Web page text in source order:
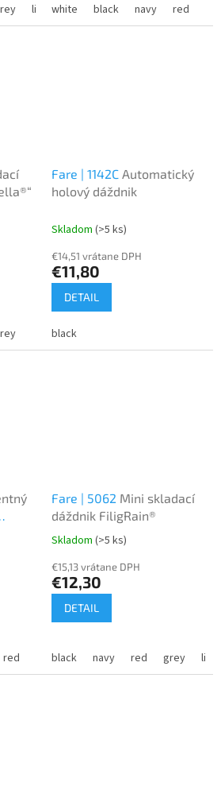
lime white black navy red
Fare | 1142C Automatický
holový dáždnik
Skladom (>5 ks)
€14,51 vrátane DPH
€11,80
DETAIL
black
red lime
Fare | 5062 Mini skladací
dáždnik FiligRain®
Priemerné
produktu
je
Skladom (>5 ks)
€15,13 vrátane DPH
€12,30
DETAIL
black navy red grey lime